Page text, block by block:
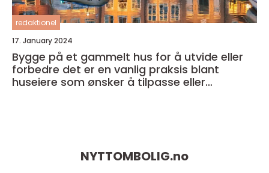
redaktionel
17. January 2024
Bygge på et gammelt hus for å utvide eller
forbedre det er en vanlig praksis blant
huseiere som ønsker å tilpasse eller
NYTTOMBOLIG.no